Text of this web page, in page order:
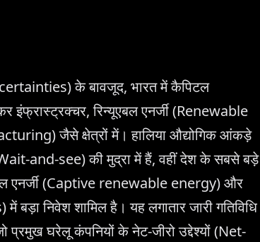
के बावजूद, भारत में कैपिटल
इंफ्रास्ट्रक्चर, रिन्यूएबल एनर्जी (Renewable
जैसे क्षेत्रों में। हालिया औद्योगिक आंकड़े
and-see) की मुद्रा में हैं, वहीं देश के सबसे बड़े
एनर्जी (Captive renewable energy) और
निवेश शामिल है। यह लगातार जारी गतिविधि
प्रमुख घरेलू कंपनियों के नेट-जीरो उद्देश्यों (Net-